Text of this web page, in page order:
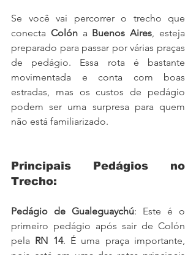
Se você vai percorrer o trecho que
conecta Colón a Buenos Aires, esteja
preparado para passar por várias praças
de pedágio. Essa rota é bastante
movimentada e conta com boas
estradas, mas os custos de pedágio
podem ser uma surpresa para quem
não está familiarizado.
Principais Pedágios no
Trecho:
Pedágio de Gualeguaychú: Este é o
primeiro pedágio após sair de Colón
pela RN 14. É uma praça importante,